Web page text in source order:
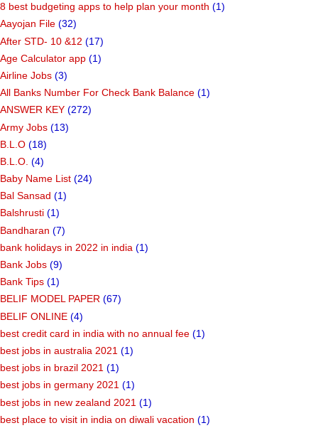
8 best budgeting apps to help plan your month (1)
Aayojan File (32)
After STD- 10 &12 (17)
Age Calculator app (1)
Airline Jobs (3)
All Banks Number For Check Bank Balance (1)
ANSWER KEY (272)
Army Jobs (13)
B.L.O (18)
B.L.O. (4)
Baby Name List (24)
Bal Sansad (1)
Balshrusti (1)
Bandharan (7)
bank holidays in 2022 in india (1)
Bank Jobs (9)
Bank Tips (1)
BELIF MODEL PAPER (67)
BELIF ONLINE (4)
best credit card in india with no annual fee (1)
best jobs in australia 2021 (1)
best jobs in brazil 2021 (1)
best jobs in germany 2021 (1)
best jobs in new zealand 2021 (1)
best place to visit in india on diwali vacation (1)